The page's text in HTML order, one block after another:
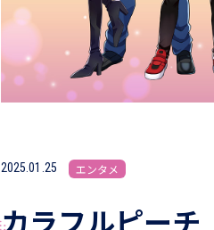
2025.01.25 エンタメ
カラフルピーチ